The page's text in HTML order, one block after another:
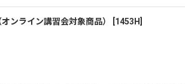
ンライン講習会対象商品） 1453H